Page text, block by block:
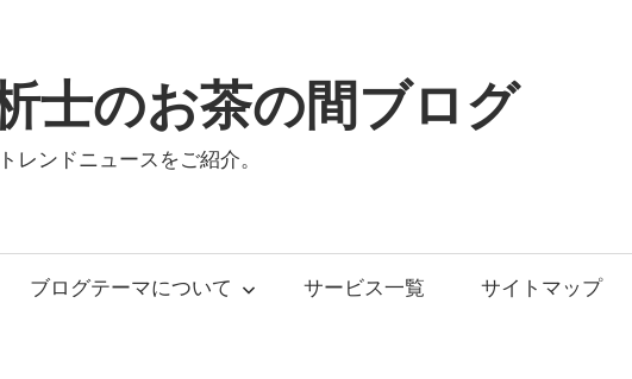
士のお茶の間ブログ
レンドニュースをご紹介。
ブログテーマについて サービス一覧 サイトマップ